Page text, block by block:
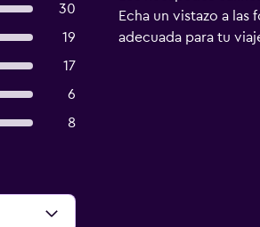
30
19
17
6
8
Echa un vistazo a
adecuada para tu